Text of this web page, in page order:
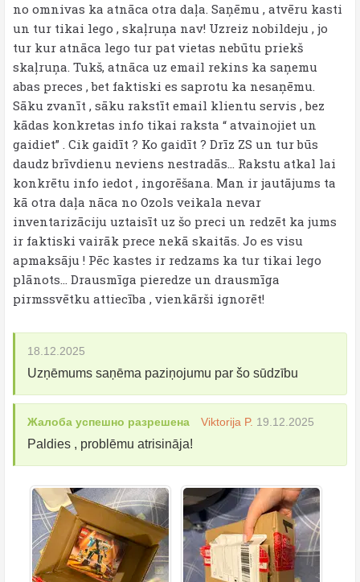
no omnivas ka atnāca otra daļa. Saņēmu , atvēru kasti
un tur tikai lego , skaļruņa nav! Uzreiz nobildeju , jo
tur kur atnāca lego tur pat vietas nebūtu priekš
skaļruņa. Tukš, atnāca uz email rekins ka saņemu
abas preces , bet faktiski es saprotu ka nesaņēmu.
Sāku zvanīt , sāku rakstīt email klientu servis , bez
kādas konkretas info tikai raksta “ atvainojiet un
gaidiet” . Cik gaidīt ? Ko gaidīt ? Drīz ZS un tur būs
daudz brīvdienu neviens nestradās… Rakstu atkal lai
konkrētu info iedot , ingorēšana. Man ir jautājums ta
kā otra daļa nāca no Ozols veikala nevar
inventarizāciju uztaisīt uz šo preci un redzēt ka jums
ir faktiski vairāk prece nekā skaitās. Jo es visu
apmaksāju ! Pēc kastes ir redzams ka tur tikai lego
plānots… Drausmīga pieredze un drausmīga
pirmssvētku attiecība , vienkārši ignorēt!
18.12.2025
Uzņēmums saņēma paziņojumu par šo sūdzību
Жалоба успешно разрешена Viktorija P. 19.12.2025
Paldies , problēmu atrisināja!